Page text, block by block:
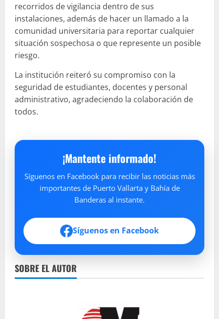
recorridos de vigilancia dentro de sus
instalaciones, además de hacer un llamado a la
comunidad universitaria para reportar cualquier
situación sospechosa o que represente un posible
riesgo.
La institución reiteró su compromiso con la
seguridad de estudiantes, docentes y personal
administrativo, agradeciendo la colaboración de
todos.
¡Mantente informado!
Síguenos en Facebook para recibir las noticias más
importantes de Puerto Vallarta y Bahía de
Banderas al instante.
Síguenos en Facebook
SOBRE EL AUTOR